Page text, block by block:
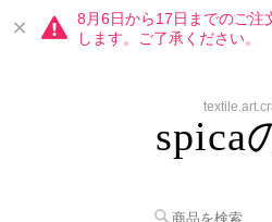
8月6日から17日までのご注
します。ご了承ください。
spica